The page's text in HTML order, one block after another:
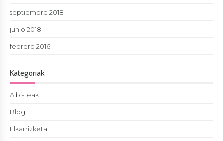
septiembre 2018
junio 2018
febrero 2016
Kategoriak
Albisteak
Blog
Elkarrizketa